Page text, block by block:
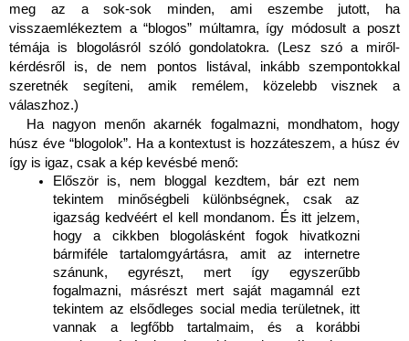
meg az a sok-sok minden, ami eszembe jutott, ha
visszaemlékeztem a “blogos” múltamra, így módosult a poszt
témája is blogolásról szóló gondolatokra. (Lesz szó a miről-
kérdésről is, de nem pontos listával, inkább szempontokkal
szeretnék segíteni, amik remélem, közelebb visznek a
válaszhoz.)
Ha nagyon menőn akarnék fogalmazni, mondhatom, hogy
húsz éve “blogolok”. Ha a kontextust is hozzáteszem, a húsz év
így is igaz, csak a kép kevésbé menő:
Először is, nem bloggal kezdtem, bár ezt nem
tekintem minőségbeli különbségnek, csak az
igazság kedvéért el kell mondanom. És itt jelzem,
hogy a cikkben blogolásként fogok hivatkozni
bármiféle tartalomgyártásra, amit az internetre
szánunk, egyrészt, mert így egyszerűbb
fogalmazni, másrészt mert saját magamnál ezt
tekintem az elsődleges social media területnek, itt
vannak a legfőbb tartalmaim, és a korábbi